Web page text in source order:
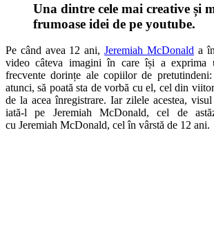
Una dintre cele mai creative și
frumoase idei de pe youtube.
Pe când avea 12 ani,Jeremiah McDonald a
video câteva imagini în care își a exprima
frecvente dorințe ale copiilor de
atunci, să poată sta de vorbă cu el, cel din
de la acea înregistrare. Iar zilele acestea,
iată-l pe Jeremiah McDonald, cel de
cu Jeremiah McDonald, cel în vârstă de 12 ani.